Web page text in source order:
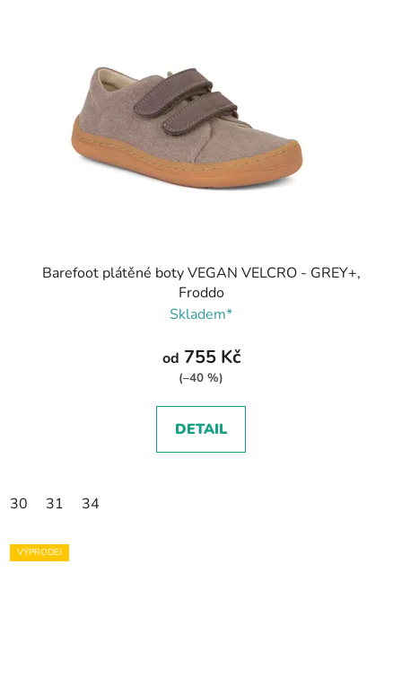
Barefoot plátěné boty VEGAN VELCRO - GREY+,
Froddo
Skladem*
od 755 Kč
(–40 %)
DETAIL
30 31 34
VÝPRODEJ